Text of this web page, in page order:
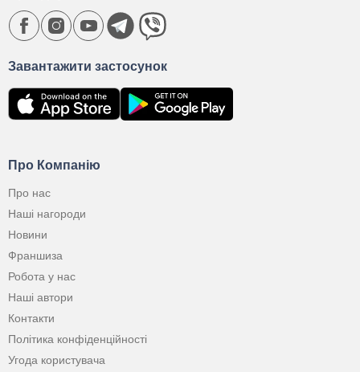
Про Компанію
Про нас
Наші нагороди
Новини
Франшиза
Робота у нас
Наші автори
Контакти
Політика конфіденційності
Угода користувача
Завантажити застосунок